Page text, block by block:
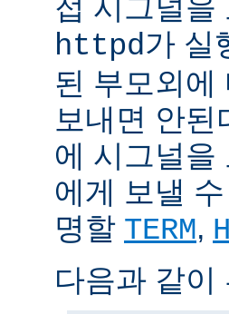
접 시그널을
httpd가 실
된 부모외에
보내면 안
에 시그널을
에게 보낼
명할 TERM,
다음과 같이